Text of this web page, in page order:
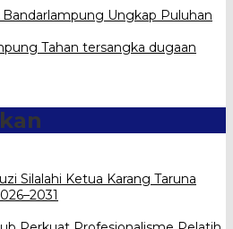
Bandarlampung Ungkap Puluhan
Tahan tersangka dugaan
Silalahi Ketua Karang Taruna